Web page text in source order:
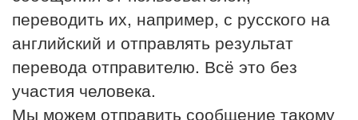
переводить их, например, с русского на
английский и отправлять результат
перевода отправителю. Всё это без
участия человека.
Мы можем отправить сообщение такому